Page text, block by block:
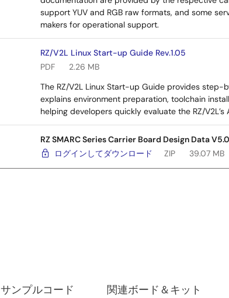
support YUV and RGB raw formats, and some
makers for operational support.
RZ/V2L Linux Start-up Guide Rev.1.05
PDF
2.26 MB
The RZ/V2L Linux Start-up Guide provides step-
explains environment preparation, toolchain
helping developers quickly evaluate the RZ/
RZ SMARC Series Carrier Board Design Data
ログインしてダウンロード
ZIP 39.07 MB
サンプルコード 関連ボード＆キット